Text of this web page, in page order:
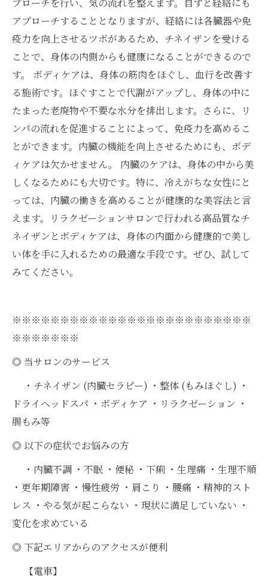
アプローチすることとなりますが、経絡には各臓器や免
疫力を向上させるツボがあるため、チネイザンを受ける
ことで、身体の内側からも健康になることができるので
す。 ボディケアは、身体の筋肉をほぐし、血行を改善す
る施術です。ほぐすことで代謝がアップし、身体の中に
たまった老廃物や不要な水分を排出します。さらに、リ
ンパの流れを促進することによって、免疫力を高めるこ
とができます。内臓の機能を向上させるためにも、ボデ
ィケアは欠かせません。 内臓のケアは、身体の中から美
しくなるためにも大切です。特に、冷えがちな女性にと
っては、内臓の働きを高めることが健康的な美容法と言
えます。リラクゼーションサロンで行われる高品質なチ
ネイザンとボディケアは、身体の内面から健康的で美し
い体を手に入れるための最適な手段です。ぜひ、試して
みてください。
※※※※※※※※※※※※※※※※※※※※※※※※※
※※※※※※※
◎ 当サロンのサービス
・チネイザン (内臓セラピー) ・整体 (もみほぐし) ・
ドライヘッドスパ ・ボディケア ・リラクゼーション ・
腸もみ等
◎ 以下の症状でお悩みの方
・内臓不調 ・不眠 ・便秘 ・下痢 ・生理痛 ・生理不順
・更年期障害 ・慢性疲労 ・肩こり ・腰痛 ・精神的スト
レス ・やる気が起こらない ・現状に満足していない ・
変化を求めている
◎ 下記エリアからのアクセスが便利
【電車】